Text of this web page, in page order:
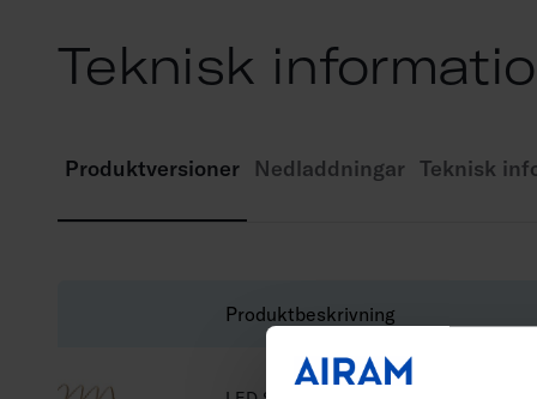
Teknisk
Produktversioner Nedladdningar Teknisk
Produktbeskrivning